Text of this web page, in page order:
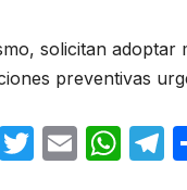
solicitan adoptar
preventivas
F
T
E
W T